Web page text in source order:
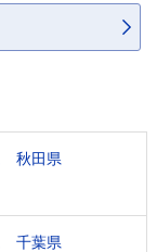
秋田県
千葉県